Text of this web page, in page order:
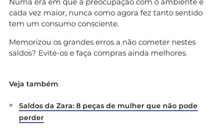
cada vez maior, nunca como agora fez tanto sentido
tem um consumo consciente.
Memorizou os grandes erros a não cometer nestes
saldos? Evite-os e faça compras ainda melhores.
Veja também
Saldos da Zara: 8 peças de mulher que não pode
perder